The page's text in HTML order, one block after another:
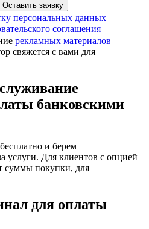
Оставить заявку
персональных данных
соглашения
рекламных материалов
свяжется с вами для
банковскими
и берем
услуги. Для клиентов с опцией
суммы покупки, для
для оплаты